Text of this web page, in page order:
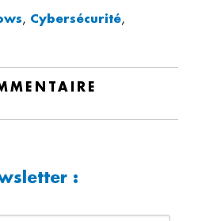
, Cybersécurité,
: